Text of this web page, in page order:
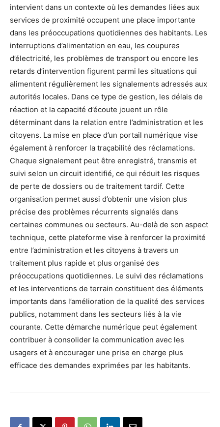
intervient dans un contexte où les demandes liées aux
services de proximité occupent une place importante
dans les préoccupations quotidiennes des habitants. Les
interruptions d’alimentation en eau, les coupures
d’électricité, les problèmes de transport ou encore les
retards d’intervention figurent parmi les situations qui
alimentent régulièrement les signalements adressés aux
autorités locales. Dans ce type de gestion, les délais de
réaction et la capacité d’écoute jouent un rôle
déterminant dans la relation entre l’administration et les
citoyens. La mise en place d’un portail numérique vise
également à renforcer la traçabilité des réclamations.
Chaque signalement peut être enregistré, transmis et
suivi selon un circuit identifié, ce qui réduit les risques
de perte de dossiers ou de traitement tardif. Cette
organisation permet aussi d’obtenir une vision plus
précise des problèmes récurrents signalés dans
certaines communes ou secteurs. Au-delà de son aspect
technique, cette plateforme vise à renforcer la proximité
entre l’administration et les citoyens à travers un
traitement plus rapide et plus organisé des
préoccupations quotidiennes. Le suivi des réclamations
et les interventions de terrain constituent des éléments
importants dans l’amélioration de la qualité des services
publics, notamment dans les secteurs liés à la vie
courante. Cette démarche numérique peut également
contribuer à consolider la communication avec les
usagers et à encourager une prise en charge plus
efficace des demandes exprimées par les habitants.